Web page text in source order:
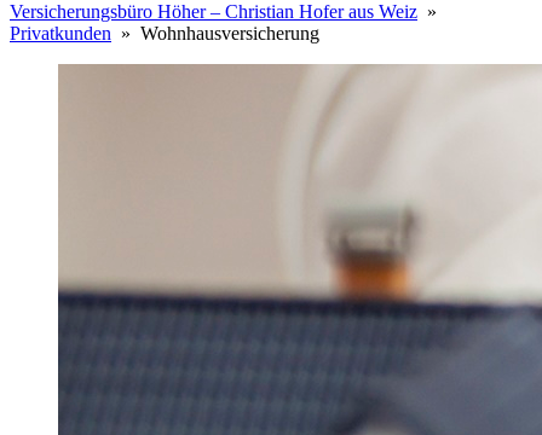
Versicherungsbüro Höher – Christian Hofer aus Weiz »
Privatkunden » Wohnhausversicherung